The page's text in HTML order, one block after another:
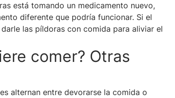
está tomando un medicamento nuevo,
diferente que podría funcionar. Si el
las píldoras con comida para aliviar el
comer? Otras
alternan entre devorarse la comida o